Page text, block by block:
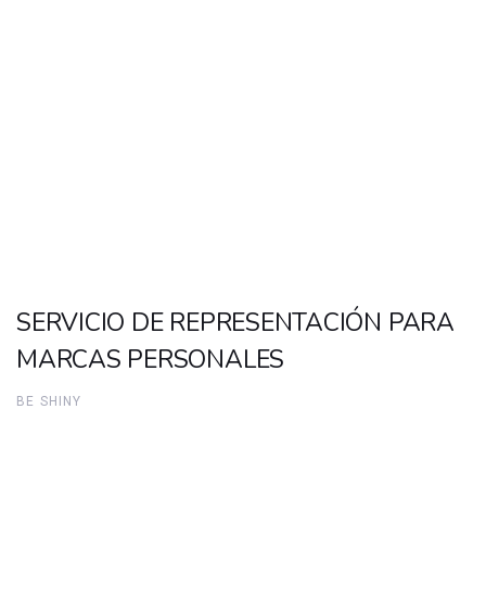
SERVICIO DE REPRESENTACIÓN PARA
MARCAS PERSONALES
BE SHINY